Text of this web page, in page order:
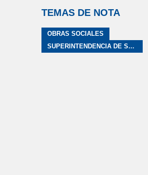
TEMAS DE NOTA
OBRAS SOCIALES
SUPERINTENDENCIA DE SERVICIOS DE SALUD